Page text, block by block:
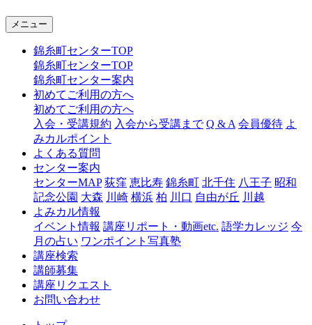
ャ
糸
メニュー
錦糸町センターTOP
錦糸町センターTOP
錦糸町センター案内
初めてご利用の方へ
初めてご利用の方へ
入会・受講規約 入会から受講まで Q & A 会員優待 よ
みカルポイント
よくある質問
センター案内
センターMAP 荻窪 恵比寿 錦糸町 北千住 八王子 昭和
記念公園 大森 川崎 横浜 柏 川口 自由が丘 川越
よみカル情報
イベント情報 講座リポート・動画etc. 語学カレッジ 今
月の占い ワンポイント写真塾
講座検索
講師募集
講座リクエスト
お問い合わせ